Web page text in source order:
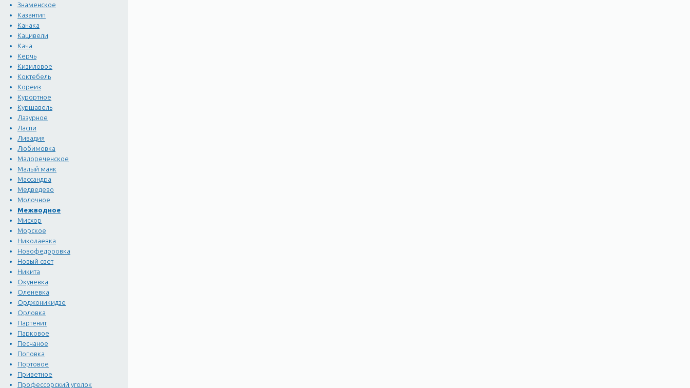
Знаменское
Казантип
Канака
Кацивели
Кача
Керчь
Кизиловое
Коктебель
Кореиз
Курортное
Куршавель
Лазурное
Ласпи
Ливадия
Любимовка
Малореченское
Малый маяк
Массандра
Медведево
Молочное
Межводное
Мисхор
Морское
Николаевка
Новофедоровка
Новый свет
Никита
Окуневка
Оленевка
Орджоникидзе
Орловка
Партенит
Парковое
Песчаное
Поповка
Портовое
Приветное
Профессорский уголок